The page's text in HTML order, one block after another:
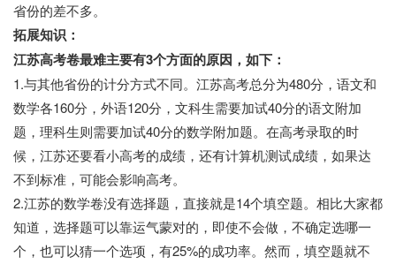
省份的差不多。
拓展知识：
江苏高考卷最难主要有3个方面的原因，如下：
1.与其他省份的计分方式不同。江苏高考总分为480分，语文和
数学各160分，外语120分，文科生需要加试40分的语文附加
题，理科生则需要加试40分的数学附加题。在高考录取的时
候，江苏还要看小高考的成绩，还有计算机测试成绩，如果达
不到标准，可能会影响高考。
2.江苏的数学卷没有选择题，直接就是14个填空题。相比大家都
知道，选择题可以靠运气蒙对的，即使不会做，不确定选哪一
个，也可以猜一个选项，有25%的成功率。然而，填空题就不